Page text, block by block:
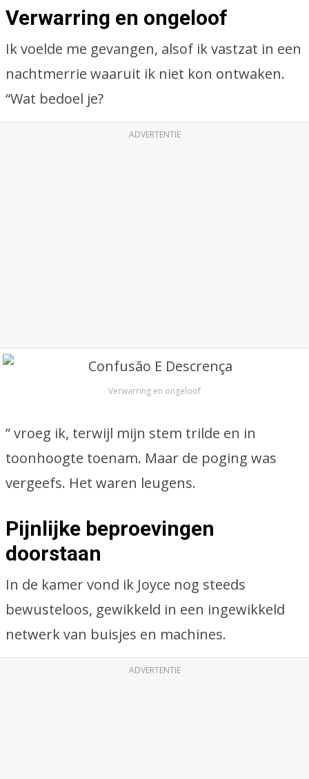
Verwarring en ongeloof
Ik voelde me gevangen, alsof ik vastzat in een
nachtmerrie waaruit ik niet kon ontwaken.
“Wat bedoel je?
ADVERTENTIE
Verwarring en ongeloof
” vroeg ik, terwijl mijn stem trilde en in
toonhoogte toenam. Maar de poging was
vergeefs. Het waren leugens.
Pijnlijke beproevingen
doorstaan
In de kamer vond ik Joyce nog steeds
bewusteloos, gewikkeld in een ingewikkeld
netwerk van buisjes en machines.
ADVERTENTIE